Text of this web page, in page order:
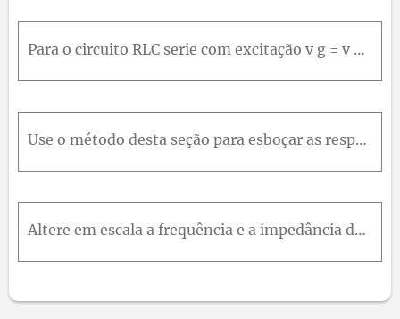
Para o circuito RLC serie com excitação v g = v m cos ⁡ w tV , mostre que w 0 = 1 L C e Q = w 0 L R . A resposta é corrente de laço.
Use o método desta seção para esboçar as respostas em amplitude e em fase H s = 16 s s 2 + 4 s + 2504
Altere em escala a frequência e a impedância do circuito da Fig. 15.4 para obter w c = 2000 π r a d s( f c = 1000H z ) usando capacitores de 0,01e0,005μ F .